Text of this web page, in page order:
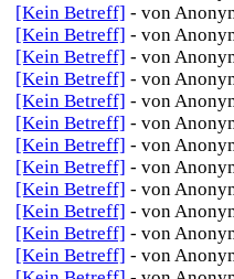
[Kein Betreff] - von
[Kein Betreff] - von
[Kein Betreff] - von
[Kein Betreff] - von
[Kein Betreff] - von
[Kein Betreff] - von
[Kein Betreff] - von
[Kein Betreff] - von
[Kein Betreff] - von
[Kein Betreff] - von
[Kein Betreff] - von
[Kein Betreff] - von